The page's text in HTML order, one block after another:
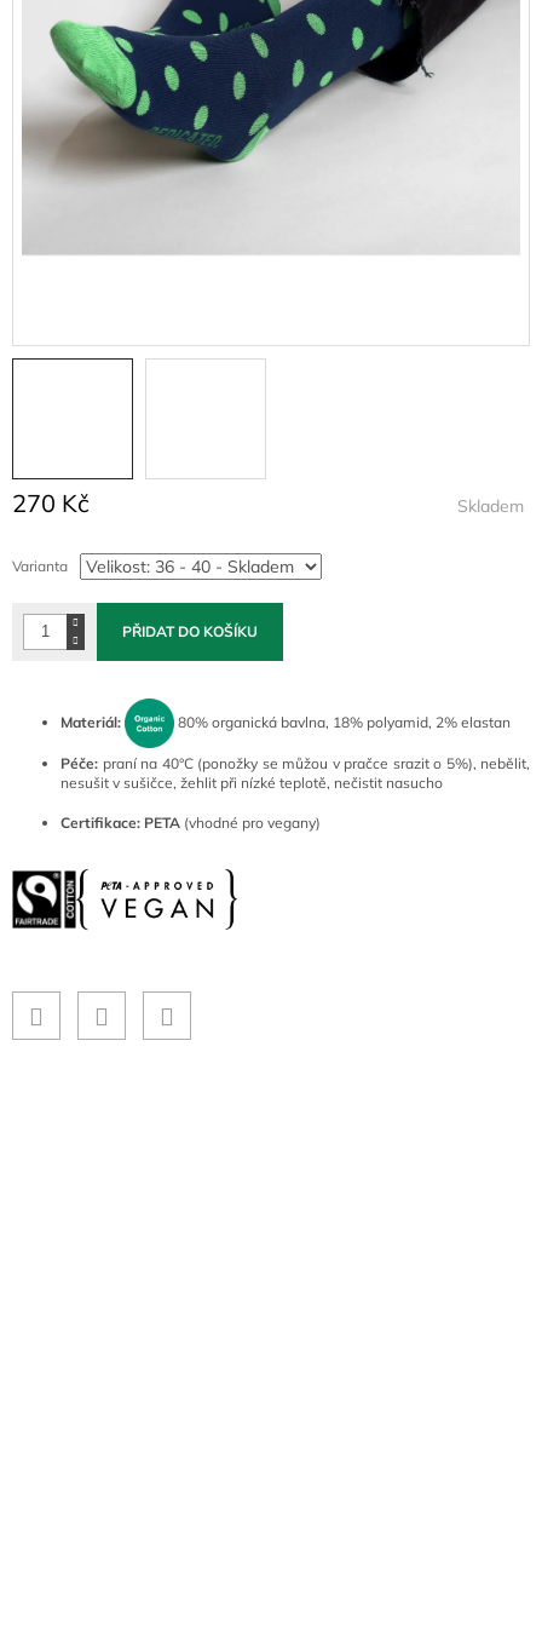
270 Kč
cena:
Skladem
Varianta
PŘIDAT DO KOŠÍKU
Materiál: 80% organická bavlna, 18% polyamid, 2% elastan
Péče: praní na 40°C (ponožky se můžou v pračce srazit o 5%), nebělit,
nesušit v sušičce, žehlit při nízké teplotě, nečistit nasucho
Certifikace: PETA (vhodné pro vegany)